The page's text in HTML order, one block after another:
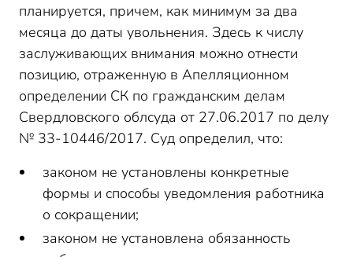
планируется, причем, как минимум за два
месяца до даты увольнения. Здесь к числу
заслуживающих внимания можно отнести
позицию, отраженную в Апелляционном
определении СК по гражданским делам
Свердловского облсуда от 27.06.2017 по делу
№ 33-10446/2017. Суд определил, что:
законом не установлены конкретные
формы и способы уведомления работника
о сокращении;
законом не установлена обязанность